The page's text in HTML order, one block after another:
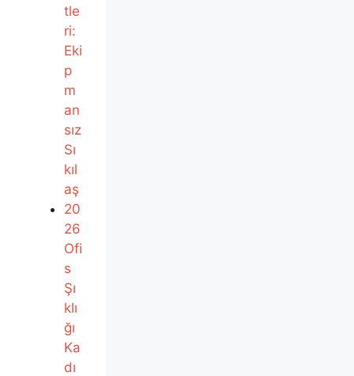
tle
ri:
Eki
p
m
an
sız
Sı
kıl
aş
20
26
Ofi
s
Şı
klı
ğı
Ka
dı